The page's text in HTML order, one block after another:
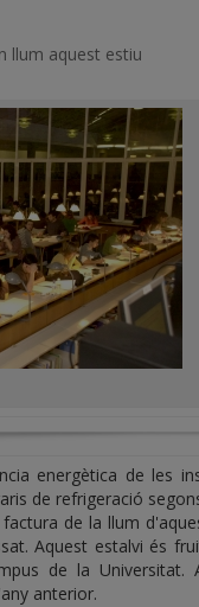
llum aquest estiu
energètica de les
de refrigeració
de la llum
Aquest estalvi és
de la Universitat.
anterior.